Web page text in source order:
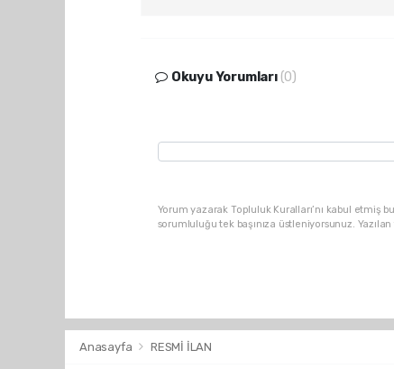
Okuyu Yorumları (0)
Yorum yazarak Topluluk Kuralları’nı kabul etmiş
sorumluluğu tek başınıza üstleniyorsunuz.
Anasayfa RESMİ İLAN